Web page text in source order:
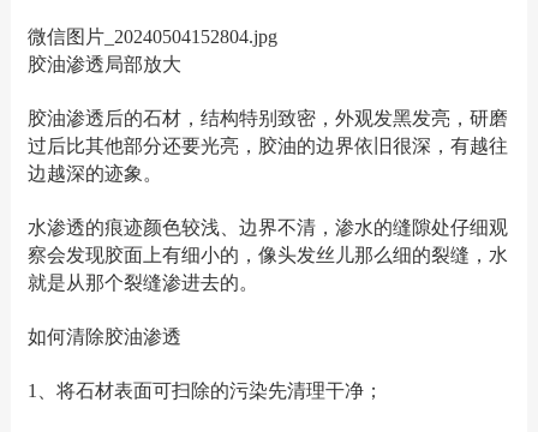
微信图片_20240504152804.jpg
胶油渗透局部放大
胶油渗透后的石材，结构特别致密，外观发黑发亮，研磨
过后比其他部分还要光亮，胶油的边界依旧很深，有越往
边越深的迹象。
水渗透的痕迹颜色较浅、边界不清，渗水的缝隙处仔细观
察会发现胶面上有细小的，像头发丝儿那么细的裂缝，水
就是从那个裂缝渗进去的。
如何清除胶油渗透
1、将石材表面可扫除的污染先清理干净；